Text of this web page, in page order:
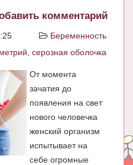
комментарий
Беременность
серозная оболочка
От момента
зачатия до
появления на свет
нового человечка
женский организм
испытывает на
себе огромные